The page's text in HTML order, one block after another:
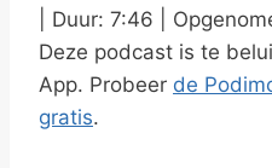
y
E
i
RSS FEED
DELEN
LINK
EMBED
Duur: 7:46
Deze podcast is te
App. Probeer de
gratis.